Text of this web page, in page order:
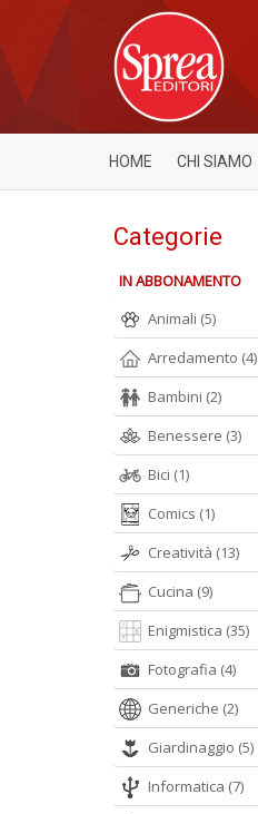
HOME CHI SIAMO
Categorie
IN ABBONAMENTO
Animali (5)
Arredamento (4)
Bambini (2)
Benessere (3)
Bici (1)
Comics (1)
Creatività (13)
Cucina (9)
Enigmistica (35)
Fotografia (4)
Generiche (2)
Giardinaggio (5)
Informatica (7)